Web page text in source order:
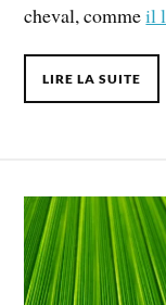
cheval, commeil
LIRE LA SUITE